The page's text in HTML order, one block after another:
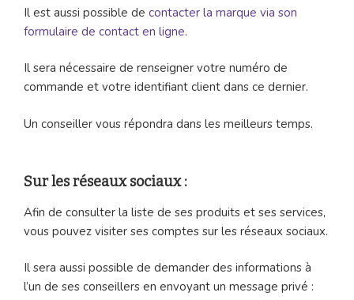
Il est aussi possible de contacter la marque via son
formulaire de contact en ligne.
Il sera nécessaire de renseigner votre numéro de
commande et votre identifiant client dans ce dernier.
Un conseiller vous répondra dans les meilleurs temps.
Sur les réseaux sociaux :
Afin de consulter la liste de ses produits et ses services,
vous pouvez visiter ses comptes sur les réseaux sociaux.
Il sera aussi possible de demander des informations à
l’un de ses conseillers en envoyant un message privé :